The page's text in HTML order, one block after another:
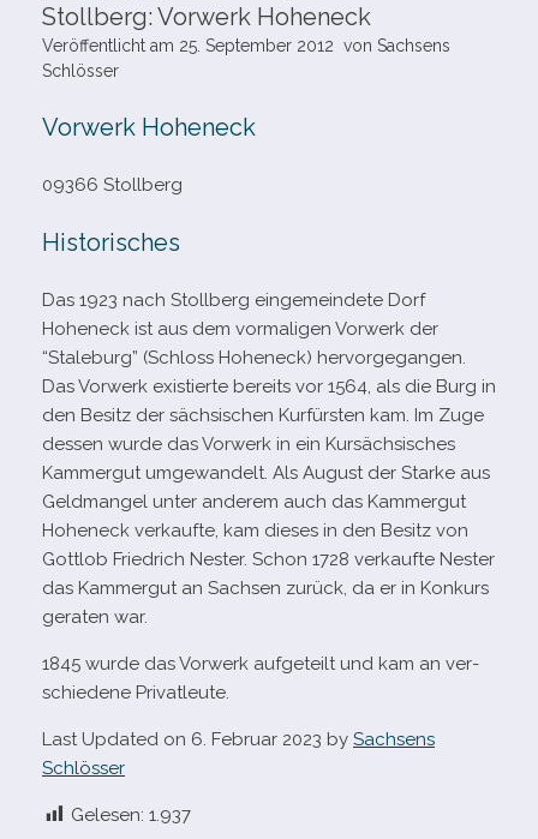
Stollberg: Vorwerk Hoheneck
Veröffentlicht am 25. September 2012 von Sachsens
Schlösser
Vorwerk Hoheneck
09366 Stollberg
Historisches
Das 1923 nach Stollberg ein­ge­mein­dete Dorf
Hoheneck ist aus dem vor­ma­li­gen Vorwerk der
“Staleburg” (Schloss Hoheneck) her­vor­ge­gan­gen.
Das Vorwerk exis­tierte bereits vor 1564, als die Burg in
den Besitz der säch­si­schen Kurfürsten kam. Im Zuge
des­sen wurde das Vorwerk in ein Kursächsisches
Kammergut umge­wan­delt. Als August der Starke aus
Geldmangel unter ande­rem auch das Kammergut
Hoheneck ver­kaufte, kam die­ses in den Besitz von
Gottlob Friedrich Nester. Schon 1728 ver­kaufte Nester
das Kammergut an Sachsen zurück, da er in Konkurs
gera­ten war.
1845 wurde das Vorwerk auf­ge­teilt und kam an ver­
schie­dene Privatleute.
Last Updated on 6. Februar 2023 by Sachsens
Schlösser
Gelesen: 1.937